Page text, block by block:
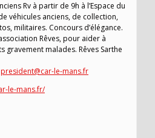
Rv à partir de 9h à l’Espace du
véhicules anciens, de collection,
militaires. Concours d’élégance.
Rêves, pour aider à
gravement malades. Rêves Sarthe
president@car-le-mans.fr
le-mans.fr/